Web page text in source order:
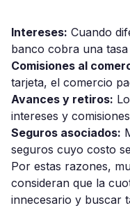
Intereses: Cuando
banco cobra una tasa
Comisiones al
tarjeta, el comercio
Avances y retiros:
intereses y
Seguros asociados:
seguros cuyo costo
Por estas razones,
consideran que la
innecesario y buscar